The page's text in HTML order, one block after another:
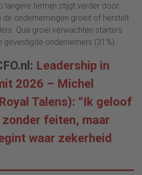
langere termijn stijgt verder door.
de ondernemingen groeit of herstelt
Qua groei verwachten starters
gevestigde ondernemers (31%).
Leadership in
2026 – Michel
Talens): “Ik geloof
feiten, maar
waar zekerheid